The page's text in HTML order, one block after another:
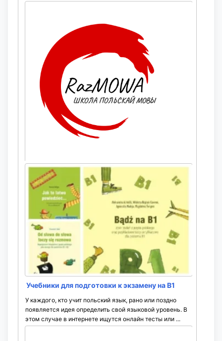
Упражнения: Степени сравнения
прилагательных в польском языке
Этот интерактивный тест направлен на отработку
правил образования и употребления сравнительной и
превосходной степеней польских прилагательных
(stopień wyższy i najwyższy). Каждая сессия включает в
себя ...
Учебники для подготовки к экзамену на B1
У каждого, кто учит польский язык, рано или поздно
появляется идея определить свой языковой уровень. В
этом случае в интернете ищутся онлайн тесты или ...